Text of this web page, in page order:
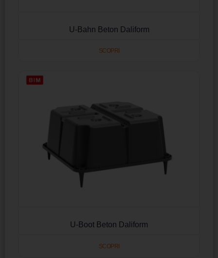
U-Bahn Beton Daliform
SCOPRI
U-Boot Beton Daliform
SCOPRI